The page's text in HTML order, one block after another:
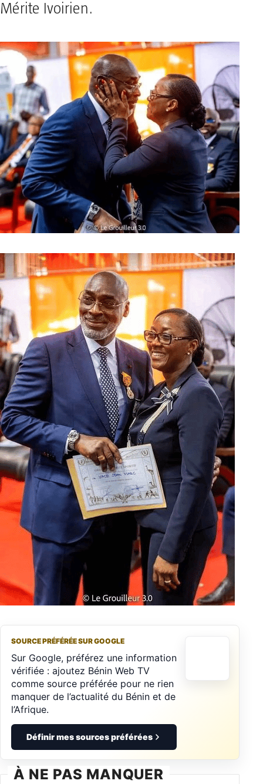
Mérite Ivoirien.
SOURCE PRÉFÉRÉE SUR GOOGLE
Sur Google, préférez une information
vérifiée : ajoutez Bénin Web TV
comme source préférée pour ne rien
manquer de l’actualité du Bénin et de
l’Afrique.
Définir mes sources préférées
À NE PAS MANQUER